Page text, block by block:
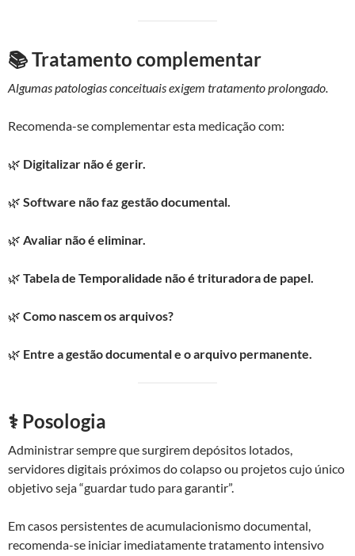
📚 Tratamento complementar
Algumas patologias conceituais exigem tratamento prolongado.
Recomenda-se complementar esta medicação com:
🌿 Digitalizar não é gerir.
🌿 Software não faz gestão documental.
🌿 Avaliar não é eliminar.
🌿 Tabela de Temporalidade não é trituradora de papel.
🌿 Como nascem os arquivos?
🌿 Entre a gestão documental e o arquivo permanente.
⚕️ Posologia
Administrar sempre que surgirem depósitos lotados,
servidores digitais próximos do colapso ou projetos cujo único
objetivo seja “guardar tudo para garantir”.
Em casos persistentes de acumulacionismo documental,
recomenda-se iniciar imediatamente tratamento intensivo